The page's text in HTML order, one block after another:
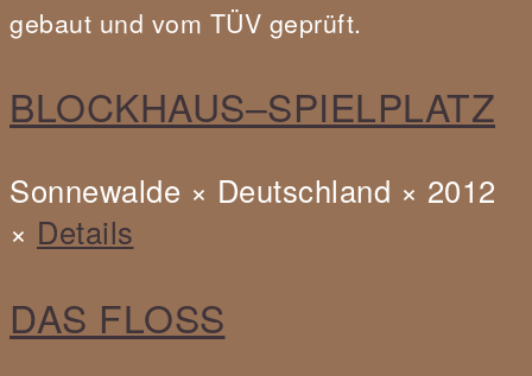
gebaut und vom TÜV geprüft.
Blockhaus-
Spielplatz,
Sonnewalde,
Deutschland,
2012
BLOCKHAUS–SPIELPLATZ
Sonnewalde × Deutschland × 2012
× Details
Das
Floß,
DAS FLOSS